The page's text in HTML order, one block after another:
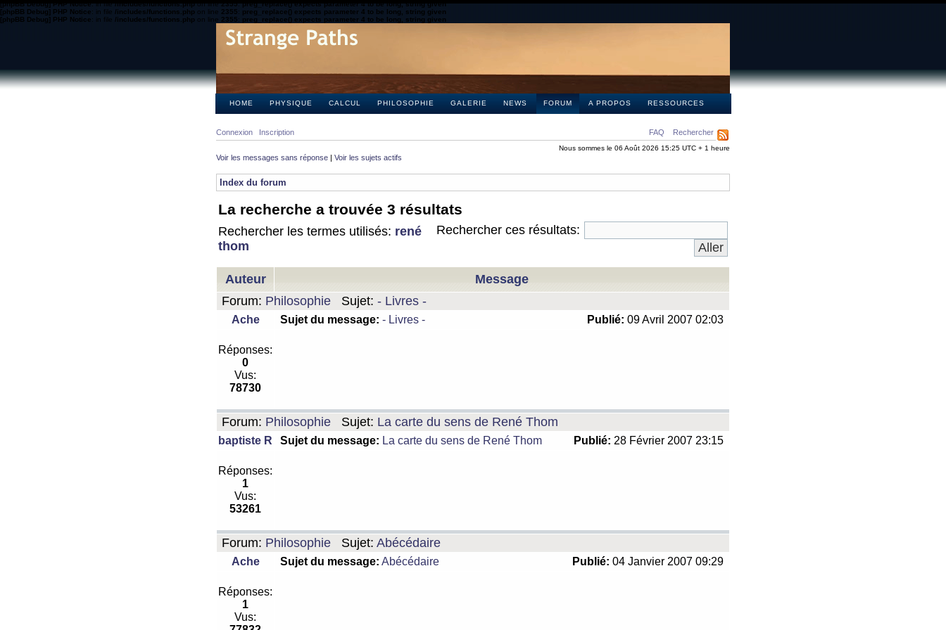
[phpBB Debug] PHP Notice: in file/includes/functions.phpon line2355:preg_replace() expects parameter 4 to be long, string given
[phpBB Debug] PHP Notice: in file /includes/functions.php on line 2355: preg_replace() expects parameter 4 to be long, string given
[phpBB Debug] PHP Notice: in file /includes/functions.php on line 2355: preg_replace() expects parameter 4 to be long, string given
HOME PHYSIQUE CALCUL PHILOSOPHIE GALERIE NEWS FORUM A PROPOS RESSOURCES
FAQ Rechercher
Connexion Inscription
Nous sommes le 06 Août 2026 15:25 UTC + 1 heure
Voir les messages sans réponse | Voir les sujets actifs
Index du forum
La recherche a trouvée 3 résultats
Rechercher les termes utilisés: rené
thom
Rechercher ces résultats:
Auteur
Message
Forum: Philosophie Sujet: - Livres -
Ache Sujet du message: - Livres - Publié: 09 Avril 2007 02:03
Réponses:
0
Vus:
78730
Forum: Philosophie Sujet: La carte du sens de René Thom
baptiste R Sujet du message: La carte du sens de René Thom Publié: 28 Février 2007 23:15
Réponses:
1
Vus:
53261
Forum: Philosophie Sujet: Abécédaire
Ache Sujet du message: Abécédaire Publié: 04 Janvier 2007 09:29
Réponses:
1
Vus: